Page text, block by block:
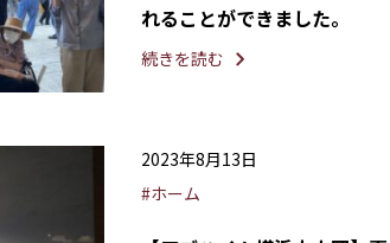
れることができました。
続きを読む
2023年8月13日
#ホーム